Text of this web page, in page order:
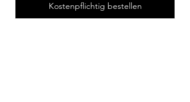
Kostenpflichtig bestellen